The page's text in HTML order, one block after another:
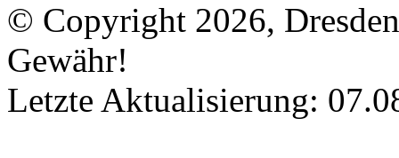
© Copyright 2026,
Gewähr!
Letzte Aktualisierung: